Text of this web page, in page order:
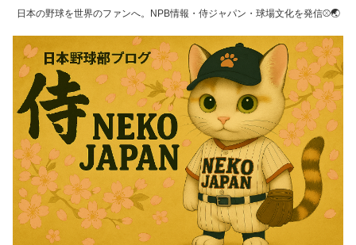
日本の野球を世界のファンへ。NPB情報・侍ジャパン・球場文化を発信⚾🌏